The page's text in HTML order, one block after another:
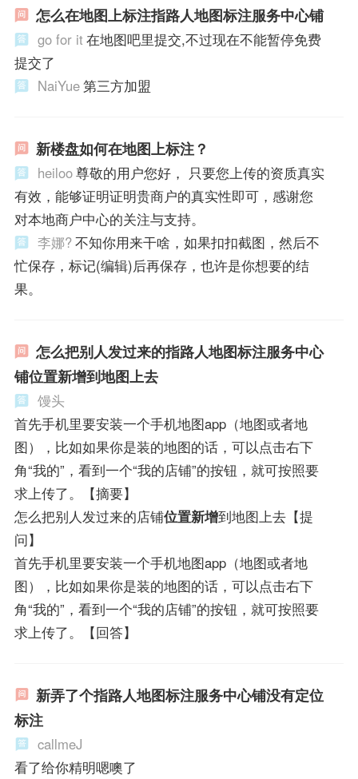
怎么在地图上标注指路人地图标注服务中心铺
go for it在地图吧里提交,不过现在不能暂停免费
提交了
NaiYue第三方加盟
新楼盘如何在地图上标注？
heiloo尊敬的用户您好， 只要您上传的资质真实
有效，能够证明证明贵商户的真实性即可，感谢您
对本地商户中心的关注与支持。
李娜?不知你用来干啥，如果扣扣截图，然后不
忙保存，标记(编辑)后再保存，也许是你想要的结
果。
怎么把别人发过来的指路人地图标注服务中心
铺位置新增到地图上去
馒头
首先手机里要安装一个手机地图app（地图或者地
图），比如如果你是装的地图的话，可以点击右下
角“我的”，看到一个“我的店铺”的按钮，就可按照要
求上传了。【摘要】
怎么把别人发过来的店铺位置新增到地图上去【提
问】
首先手机里要安装一个手机地图app（地图或者地
图），比如如果你是装的地图的话，可以点击右下
角“我的”，看到一个“我的店铺”的按钮，就可按照要
求上传了。【回答】
新弄了个指路人地图标注服务中心铺没有定位
标注
callmeJ
看了给你精明嗯噢了